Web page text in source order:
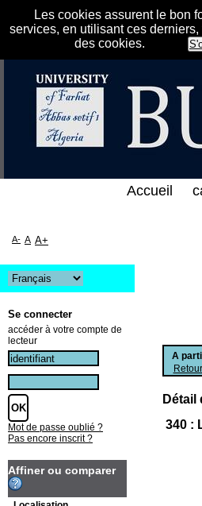
Les cookies assurent le bon
services, en utilisant ces
des cookies.
المباشر لمكتبة كلية
A
Détail
340 :
Accueil
A- A A+
Se connecter
accéder à votre compte de
lecteur
Mot de passe oublié ?
Pas encore inscrit ?
Affiner ou comparer